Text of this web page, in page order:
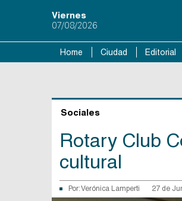
Viernes
07/08/2026
Home Ciudad Editorial
Sociales
Rotary Club
cultural
Por:Verónica Lamperti 27 de